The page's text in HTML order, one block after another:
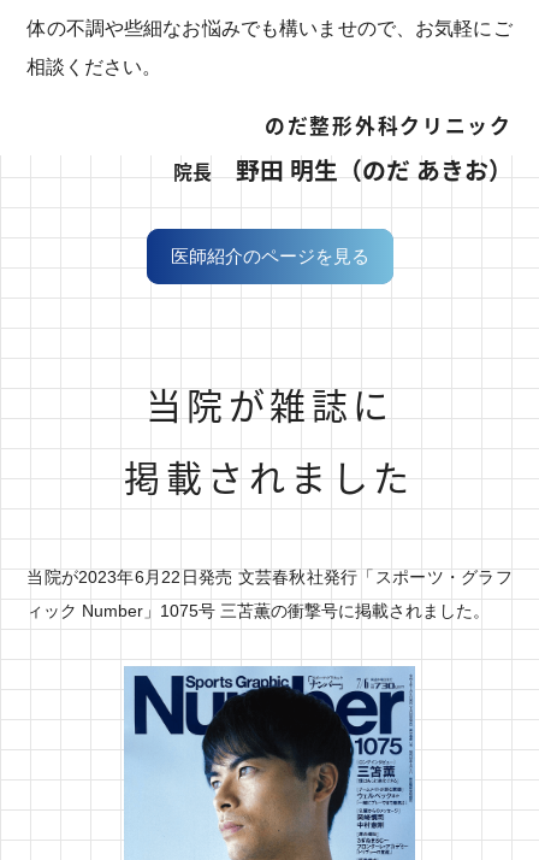
予想されます。
患者様（特にお薬の処方を希望されている患者様）
に於かれましては可能な限りゴールデンウィーク前
後の期間を避けてご来院いただきますようお願い申
４月２８日（火曜日）５月１日
（金曜日）２日（土曜日）８日
（金曜日）９日（土曜日）⇒来院
集中予想日（長時間の待ち時間発
生が予想される日となります）
ークが重なる関係で毎年多くの来院数で待ち時間が
発生しております。何卒分散来院へのご協力、ご理
解をお願い申し上げます。
2026.03.26 お知らせ
4月4日土曜日の開院時間変更のお知らせ
桜が咲き始めました。ついこないだまで寒い寒いと
体の不調や些細なお悩みでも構いませので、お気軽にご
相談ください。
のだ整形外科クリニック
院長 野田 明生（のだ あきお）
医師紹介のページを見る
当院が雑誌に
掲載されました
当院が2023年6月22日発売 文芸春秋社発行「スポーツ・グラフ
ィック Number」1075号 三苫薫の衝撃号に掲載されました。